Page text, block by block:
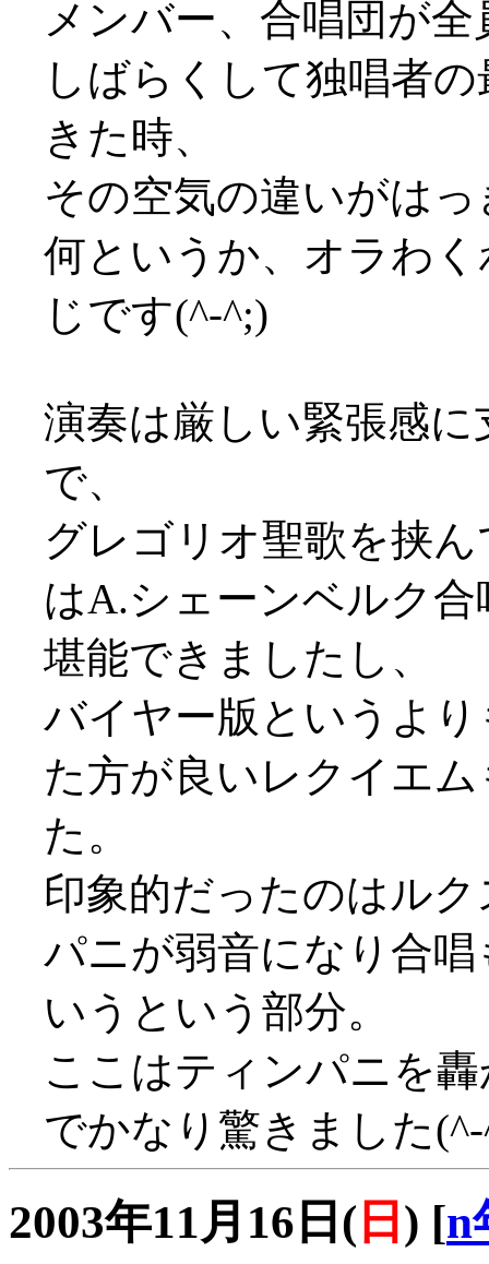
メンバー、合唱団が
しばらくして独唱者
きた時、
その空気の違いがは
何というか、オラわ
じです(^-^;)
演奏は厳しい緊張感
で、
グレゴリオ聖歌を挟
はA.シェーンベルク
堪能できましたし、
バイヤー版というよ
た方が良いレクイエ
た。
印象的だったのはル
パニが弱音になり合
いうという部分。
ここはティンパニを
でかなり驚きました
2003年11月16日( 日 ) [n